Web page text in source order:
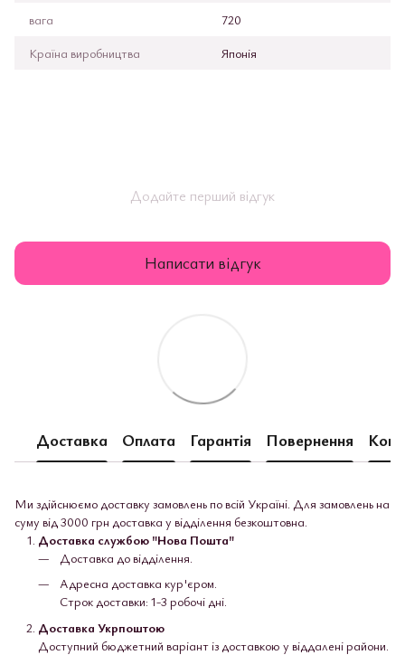
вага
720
Країна виробництва
Японія
Додайте перший відгук
Написати відгук
Доставка Оплата Гарантія Повернення
Ми здійснюємо доставку замовлень по всій Україні. Для замовлень на
суму від 3000 грн доставка у відділення безкоштовна.
Доставка службою "Нова Пошта"
Доставка до відділення.
Адресна доставка кур'єром.
Строк доставки: 1-3 робочі дні.
Доставка Укрпоштою
Доступний бюджетний варіант із доставкою у віддалені райони.